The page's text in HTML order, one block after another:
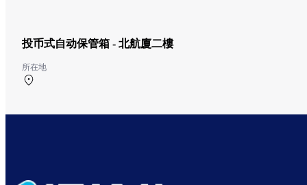
投币式自动保管箱 - 北航廈二樓
所在地